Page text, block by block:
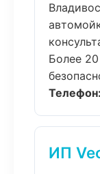
Более
Телефон:
ИП